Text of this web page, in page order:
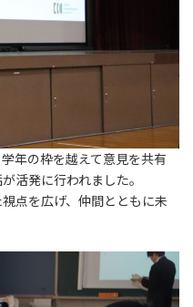
年の枠を越えて意見を共有
活発に行われました。
点を広げ、仲間とともに未